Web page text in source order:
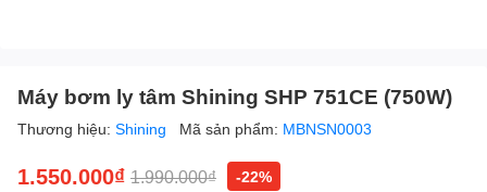
Máy bơm ly tâm Shining SHP 751CE (750W)
Thương hiệu: Shining Mã sản phẩm: MBNSN0003
1.550.000₫ 1.990.000₫
-22%